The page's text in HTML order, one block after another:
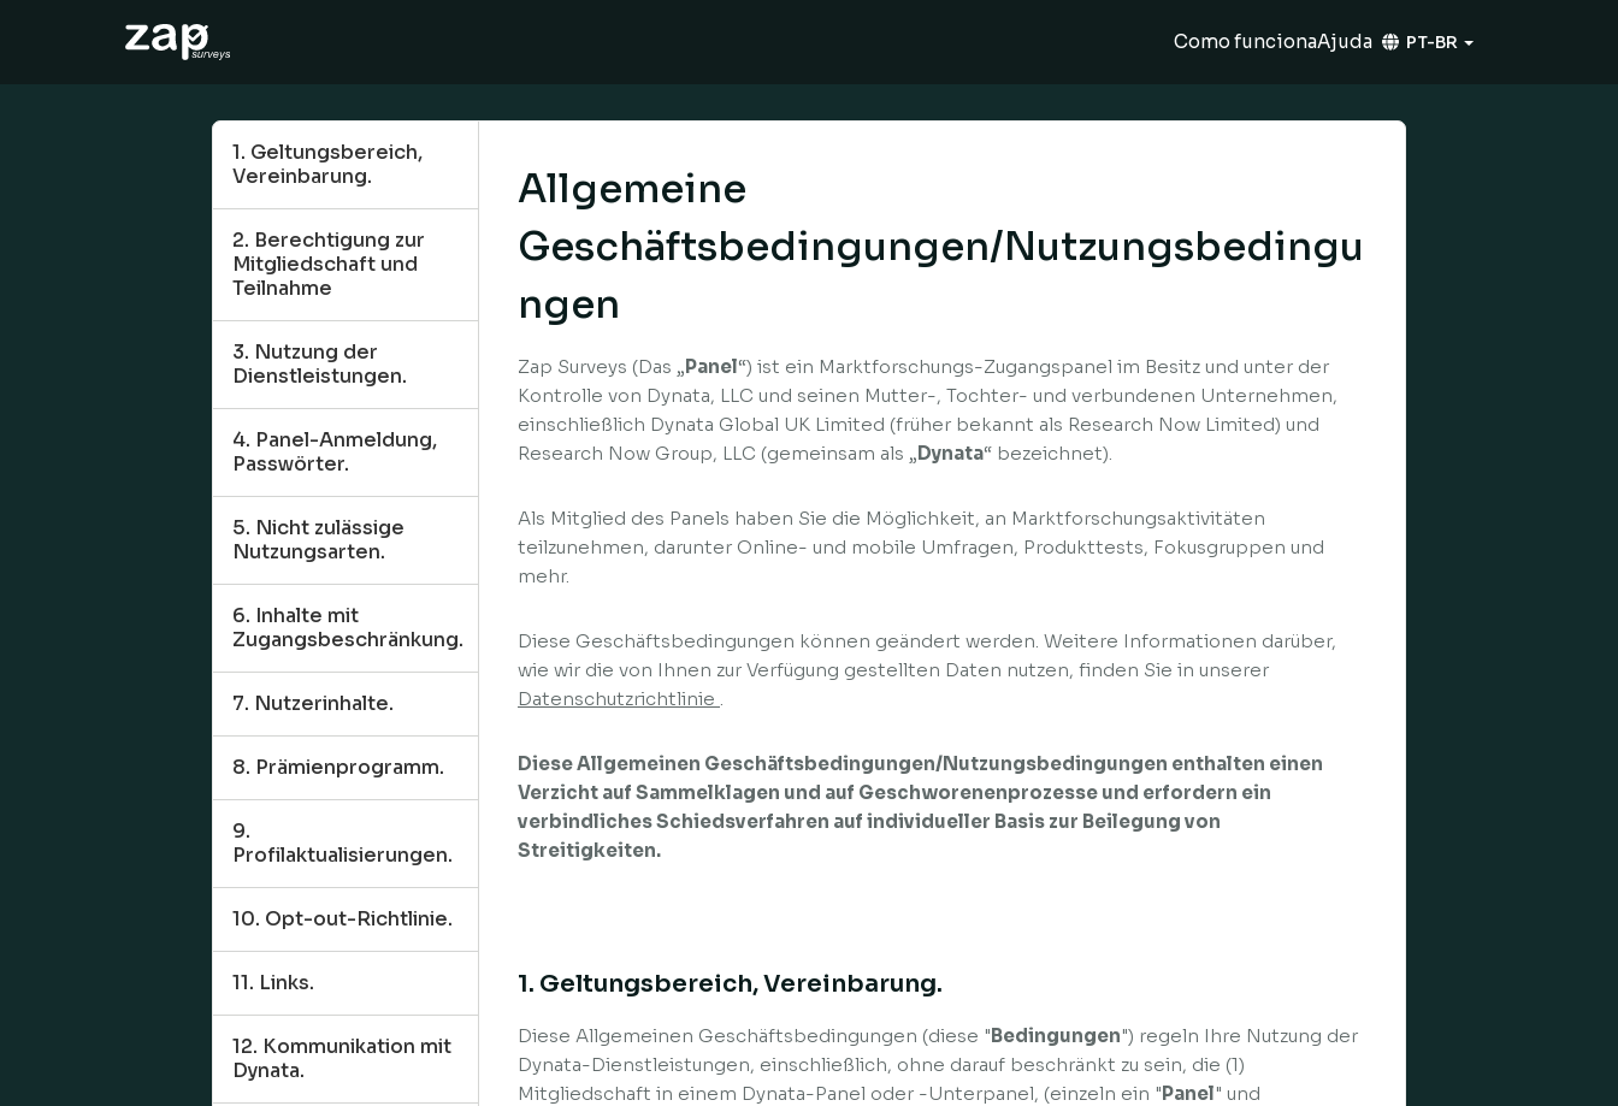
Como funcionaAjuda PT-BR
1. Geltungsbereich,
Vereinbarung.
2. Berechtigung zur
Mitgliedschaft und
Teilnahme
3. Nutzung der
Dienstleistungen.
4. Panel-Anmeldung,
Passwörter.
5. Nicht zulässige
Nutzungsarten.
6. Inhalte mit
Zugangsbeschränkung.
7. Nutzerinhalte.
8. Prämienprogramm.
9.
Profilaktualisierungen.
10. Opt-out-Richtlinie.
11. Links.
12. Kommunikation mit
Dynata.
Allgemeine
Geschäftsbedingungen/Nutzungsbedingu
ngen
Zap Surveys (Das „Panel“) ist ein Marktforschungs-Zugangspanel im Besitz und unter der
Kontrolle von Dynata, LLC und seinen Mutter-, Tochter- und verbundenen Unternehmen,
einschließlich Dynata Global UK Limited (früher bekannt als Research Now Limited) und
Research Now Group, LLC (gemeinsam als „Dynata“ bezeichnet).
Als Mitglied des Panels haben Sie die Möglichkeit, an Marktforschungsaktivitäten
teilzunehmen, darunter Online- und mobile Umfragen, Produkttests, Fokusgruppen und
mehr.
Diese Geschäftsbedingungen können geändert werden. Weitere Informationen darüber,
wie wir die von Ihnen zur Verfügung gestellten Daten nutzen, finden Sie in unserer
Datenschutzrichtlinie .
Diese Allgemeinen Geschäftsbedingungen/Nutzungsbedingungen enthalten einen
Verzicht auf Sammelklagen und auf Geschworenenprozesse und erfordern ein
verbindliches Schiedsverfahren auf individueller Basis zur Beilegung von
Streitigkeiten.
1. Geltungsbereich, Vereinbarung.
Diese Allgemeinen Geschäftsbedingungen (diese "Bedingungen") regeln Ihre Nutzung der
Dynata-Dienstleistungen, einschließlich, ohne darauf beschränkt zu sein, die (1)
Mitgliedschaft in einem Dynata-Panel oder -Unterpanel, (einzeln ein "Panel" und